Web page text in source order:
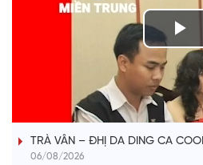
P
l
a
VÀI PHÚT DÀNH CHO QUẢNG BÁ
TRÀ VÂN – ĐHỊ DA DING CA
06/08/2026